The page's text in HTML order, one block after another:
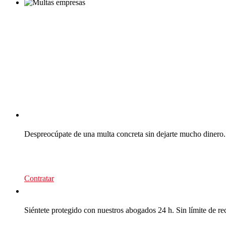
Despreocúpate de una multa concreta sin dejarte mucho dinero.
Contratar
Siéntete protegido con nuestros abogados 24 h. Sin límite de